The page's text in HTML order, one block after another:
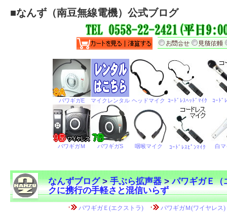
■なんず（南豆無線電機）公式ブログ
なんずブログ>手ぶら拡声器>パワギガＥ（
クに携行の手軽さと混信いらず